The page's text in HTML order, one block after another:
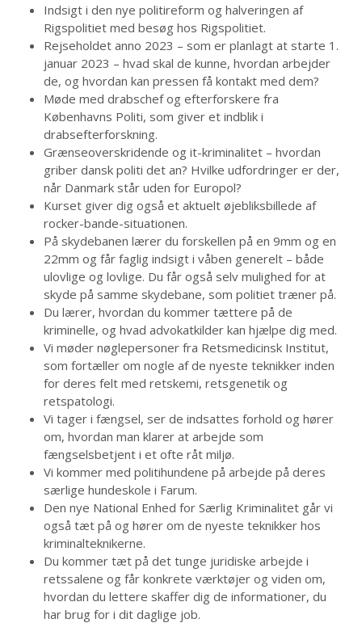
Indsigt i den nye politireform og halveringen af
Rigspolitiet med besøg hos Rigspolitiet.
Rejseholdet anno 2023 – som er planlagt at starte 1.
januar 2023 – hvad skal de kunne, hvordan arbejder
de, og hvordan kan pressen få kontakt med dem?
Møde med drabschef og efterforskere fra
Københavns Politi, som giver et indblik i
drabsefterforskning.
Grænseoverskridende og it-kriminalitet – hvordan
griber dansk politi det an? Hvilke udfordringer er der,
når Danmark står uden for Europol?
Kurset giver dig også et aktuelt øjebliksbillede af
rocker-bande-situationen.
På skydebanen lærer du forskellen på en 9mm og en
22mm og får faglig indsigt i våben generelt – både
ulovlige og lovlige. Du får også selv mulighed for at
skyde på samme skydebane, som politiet træner på.
Du lærer, hvordan du kommer tættere på de
kriminelle, og hvad advokatkilder kan hjælpe dig med.
Vi møder nøglepersoner fra Retsmedicinsk Institut,
som fortæller om nogle af de nyeste teknikker inden
for deres felt med retskemi, retsgenetik og
retspatologi.
Vi tager i fængsel, ser de indsattes forhold og hører
om, hvordan man klarer at arbejde som
fængselsbetjent i et ofte råt miljø.
Vi kommer med politihundene på arbejde på deres
særlige hundeskole i Farum.
Den nye National Enhed for Særlig Kriminalitet går vi
også tæt på og hører om de nyeste teknikker hos
kriminalteknikerne.
Du kommer tæt på det tunge juridiske arbejde i
retssalene og får konkrete værktøjer og viden om,
hvordan du lettere skaffer dig de informationer, du
har brug for i dit daglige job.